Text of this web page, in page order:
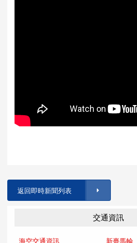
返回即時新聞列表
交通資訊
海空交通資訊
新臺馬輪